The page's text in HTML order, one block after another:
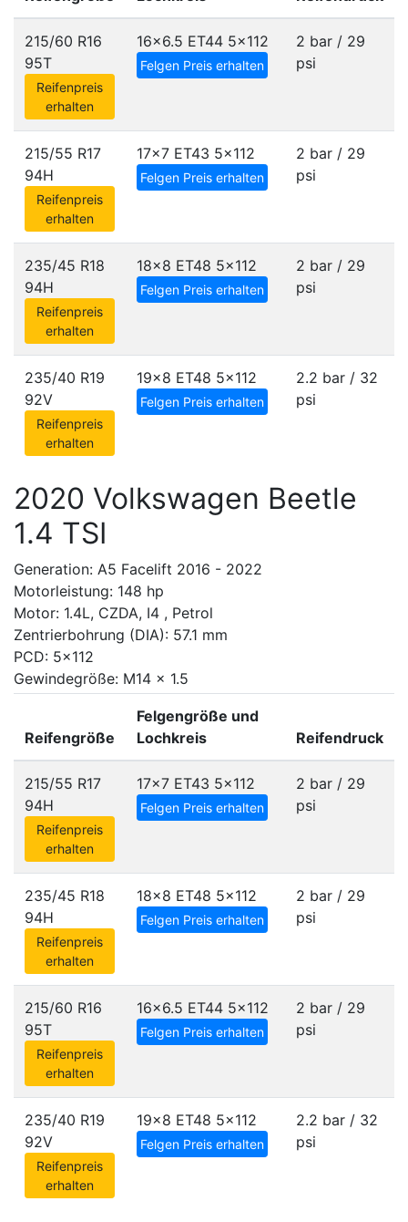
215/60 R16
95T
Reifenpreis
erhalten
16x6.5 ET44 5x112
Felgen Preis erhalten
2 bar / 29
psi
215/55 R17
94H
Reifenpreis
erhalten
17x7 ET43 5x112
Felgen Preis erhalten
2 bar / 29
psi
235/45 R18
94H
Reifenpreis
erhalten
18x8 ET48 5x112
Felgen Preis erhalten
2 bar / 29
psi
235/40 R19
92V
Reifenpreis
erhalten
19x8 ET48 5x112
Felgen Preis erhalten
2.2 bar / 32
psi
2020 Volkswagen Beetle
1.4 TSI
Generation: A5 Facelift 2016 - 2022
Motorleistung: 148 hp
Motor: 1.4L, CZDA, I4 , Petrol
Zentrierbohrung (DIA): 57.1 mm
PCD: 5x112
Gewindegröße: M14 x 1.5
Reifengröße
Felgengröße und
Lochkreis
Reifendruck
215/55 R17
94H
Reifenpreis
erhalten
17x7 ET43 5x112
Felgen Preis erhalten
2 bar / 29
psi
235/45 R18
94H
Reifenpreis
erhalten
18x8 ET48 5x112
Felgen Preis erhalten
2 bar / 29
psi
215/60 R16
95T
Reifenpreis
erhalten
16x6.5 ET44 5x112
Felgen Preis erhalten
2 bar / 29
psi
235/40 R19
92V
Reifenpreis
erhalten
19x8 ET48 5x112
Felgen Preis erhalten
2.2 bar / 32
psi